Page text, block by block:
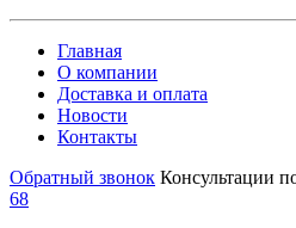
Главная
О компании
Доставка и оплата
Новости
Контакты
Обратный звонок Консультации
68